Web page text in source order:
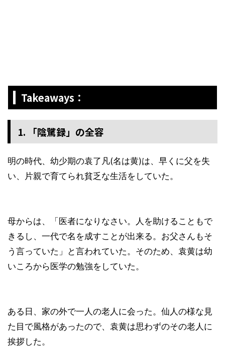
Takeaways：
1. 「陰騭録」の全容
明の時代、幼少期の袁了凡(名は黄)は、早くに父を失
い、片親で育てられ貧乏な生活をしていた。
母からは、「医者になりなさい。人を助けることもで
きるし、一代で名を成すことが出来る。お父さんもそ
う言っていた」と言われていた。そのため、袁黄は幼
いころから医学の勉強をしていた。
ある日、家の外で一人の老人に会った。仙人の様な見
た目で風格があったので、袁黄は思わずのその老人に
挨拶した。